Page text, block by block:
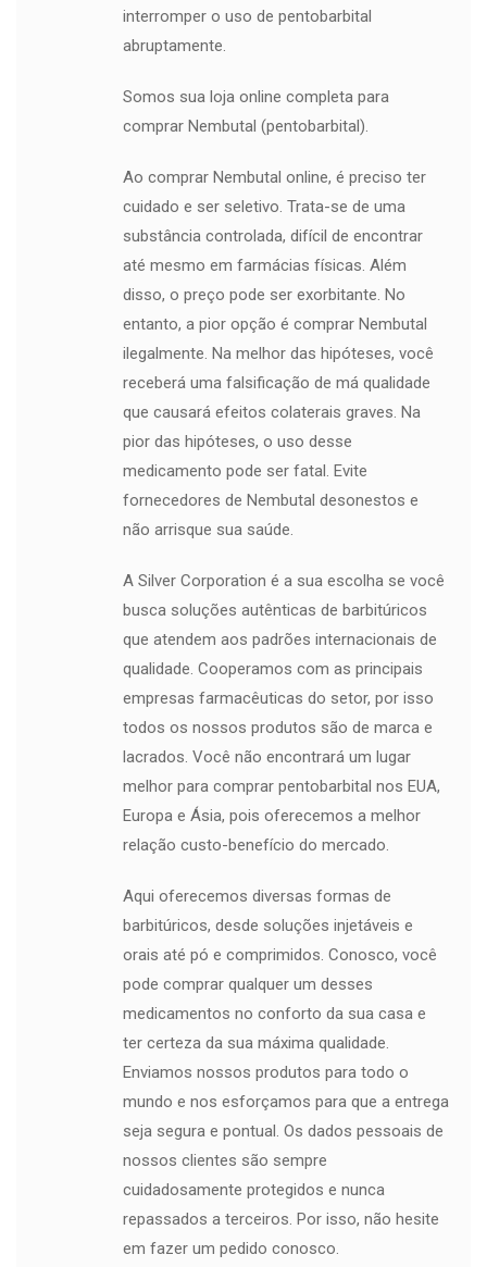
interromper o uso de pentobarbital
abruptamente.
Somos sua loja online completa para
comprar Nembutal (pentobarbital).
Ao comprar Nembutal online, é preciso ter
cuidado e ser seletivo. Trata-se de uma
substância controlada, difícil de encontrar
até mesmo em farmácias físicas. Além
disso, o preço pode ser exorbitante. No
entanto, a pior opção é comprar Nembutal
ilegalmente. Na melhor das hipóteses, você
receberá uma falsificação de má qualidade
que causará efeitos colaterais graves. Na
pior das hipóteses, o uso desse
medicamento pode ser fatal. Evite
fornecedores de Nembutal desonestos e
não arrisque sua saúde.
A Silver Corporation é a sua escolha se você
busca soluções autênticas de barbitúricos
que atendem aos padrões internacionais de
qualidade. Cooperamos com as principais
empresas farmacêuticas do setor, por isso
todos os nossos produtos são de marca e
lacrados. Você não encontrará um lugar
melhor para comprar pentobarbital nos EUA,
Europa e Ásia, pois oferecemos a melhor
relação custo-benefício do mercado.
Aqui oferecemos diversas formas de
barbitúricos, desde soluções injetáveis ​​e
orais até pó e comprimidos. Conosco, você
pode comprar qualquer um desses
medicamentos no conforto da sua casa e
ter certeza da sua máxima qualidade.
Enviamos nossos produtos para todo o
mundo e nos esforçamos para que a entrega
seja segura e pontual. Os dados pessoais de
nossos clientes são sempre
cuidadosamente protegidos e nunca
repassados ​​a terceiros. Por isso, não hesite
em fazer um pedido conosco.